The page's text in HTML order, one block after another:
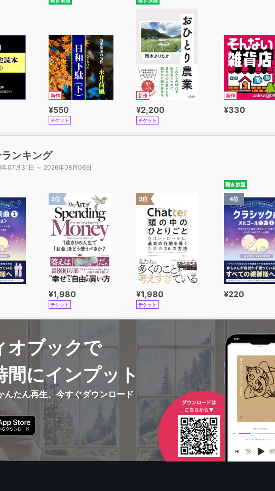
ません。鈴木大拙に関して多くの情報を収集したい人は、
むことをお勧めしますし、ネットで検索をしてもいいでしょう。
そうした固有名詞(検索語)に付着した情報を得ることではなく、
いながらも力のある言葉を伝え、
が指し示す「生きた何か」を掴みとることを目的としています。
その結果、鈴木大拙その人に興味をもち、
読みすすめるきっかけとなれば、嬉しいかぎりです。
の中には、大拙の著作を読んだことのある人、
仏教思想や禅語に親しんでいる人もいるでしょう。
うした人にも意味のあるようにと編まれました。
ゆる禅語などは登場してきませんから、
で重厚な言葉を期待する読者には、少しもの足りないかもしれません。
して柔らかく軽やかな言葉にも、
ると深い意味が隠されています。
性の高い凝縮された知識をほぐして「ふつうの言葉」で語る達人です。
つの言葉が結びつき、全体としてどのような意味が表れるか。
に多くを知っている人にも味わい深いはずです。
自身は、生きた禅者でありながら、
研究者でもありましたから、その著作には
詞(文献や人物)や彼独特の哲学用語が出てきます。
本では、そうした人名や用語は
しません(さすがに、二つ三つは残っていますが)。
がどうしても言いたいことは、表現を変えながら
してきますから、いわゆる新しい情報としては、
多いわけではありません。しかし、それでも(それだからこそ)、
禅は、決して学問の中にあるのではなく、
活の中に生きているものです。さらに言えば、
うとしている禅そのものは、大拙の言葉の中にすらなく、
れた本の中にもありません。
大拙は言葉を語るのか。なぜこの本はあるのか。
この本の「はじめに」には、わざわざこのようなことが書かれるのか。
この一〇八の言葉を通して見出していただければ幸いです。
り難しく考えず、そして、大拙について勉強(研究)しようなどとは思わず、
と対話をしているつもりで読んでみてください。
新作
¥550
チケット
新作
¥2,200
チケット
新作
¥330
ンキング
07月31日 ～ 2026年08月06日
2位
¥1,980
チケット
3位
¥1,980
チケット
聴き放題
4位
¥220
オブックで
間にインプット
んたん再生、今すぐダウンロード